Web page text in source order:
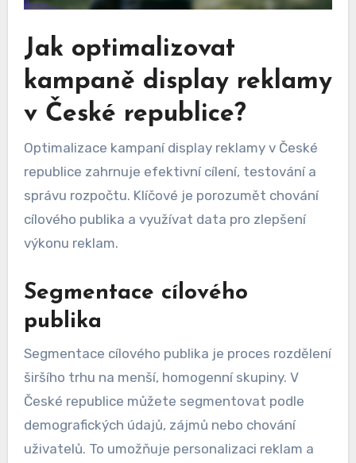
Jak optimalizovat
kampaně display reklamy
v České republice?
Optimalizace kampaní display reklamy v České
republice zahrnuje efektivní cílení, testování a
správu rozpočtu. Klíčové je porozumět chování
cílového publika a využívat data pro zlepšení
výkonu reklam.
Segmentace cílového
publika
Segmentace cílového publika je proces rozdělení
širšího trhu na menší, homogenní skupiny. V
České republice můžete segmentovat podle
demografických údajů, zájmů nebo chování
uživatelů. To umožňuje personalizaci reklam a